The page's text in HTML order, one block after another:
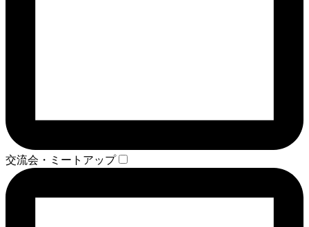
交流会・ミートアップ